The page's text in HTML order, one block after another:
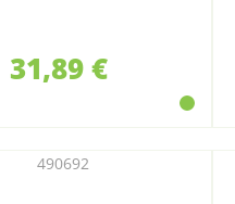
31,89 €
490692